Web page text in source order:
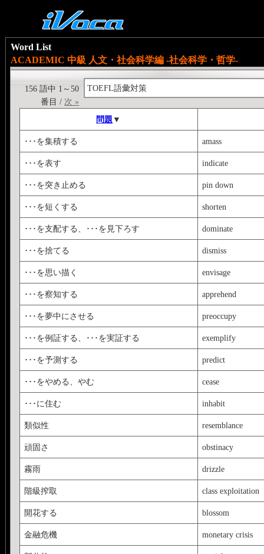
Word List
ACADEMIC 中級 人文・社会科学編 -社会科学・哲学-
TOEFL語彙対策
156 語中 1～50
番目 / 次 »
問題 ▼
･･･を集積する amass
･･･を表す indicate
･･･を突き止める pin down
･･･を短くする shorten
･･･を支配する、･･･を見下ろす dominate
･･･を捨てる dismiss
･･･を思い描く envisage
･･･を察知する apprehend
･･･を夢中にさせる preoccupy
･･･を例証する、･･･を実証する exemplify
･･･を予測する predict
･･･をやめる、やむ cease
･･･に住む inhabit
類似性 resemblance
頑固さ obstinacy
霧雨 drizzle
階級搾取 class exploitation
開花する blossom
金融危機 monetary crisis